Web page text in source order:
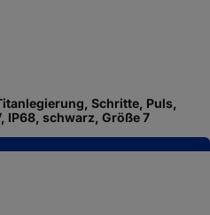
Schritte, Puls,
IP68, schwarz, Größe 7